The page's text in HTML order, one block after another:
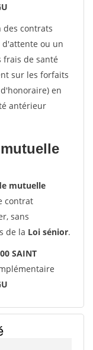
des contrats
d'attente ou un
de santé
sur les forfaits
en
antérieur
mutuelle
contrat
sans
de la Loi sénior.
SAINT